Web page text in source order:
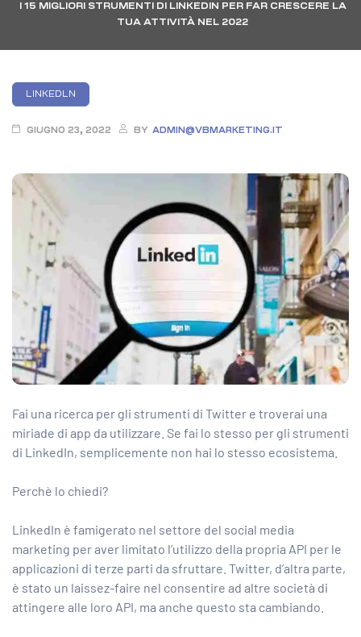
I 15 MIGLIORI STRUMENTI DI LINKEDIN PER FAR CRESCERE LA
TUA ATTIVITÀ NEL 2022
Categories
LINKEDLN
GIUGNO 23, 2022 BY ADMIN@VBMARKETING.IT
Fai una ricerca per gli strumenti di Twitter e troverai una
miriade di app da utilizzare. Se fai lo stesso per gli strumenti
di LinkedIn, semplicemente non hai lo stesso ecosistema.
Perchè lo chiedi?
LinkedIn è famigerato nel settore del social media
marketing per aver limitato l’utilizzo della propria API per le
applicazioni di terze parti da sfruttare. Twitter, d’altra parte,
è stato un laissez-faire nel consentire ad altre società di
attingere alle loro API, ma anche questo sta cambiando.